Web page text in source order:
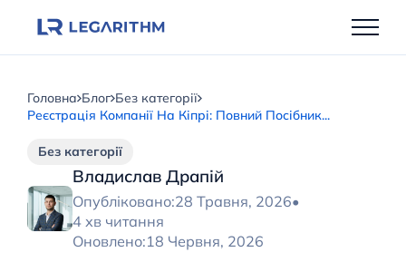
Головна Блог Без категорії
Реєстрація Компанії На Кіпрі: Повний Посібник...
Владислав Драпій
Опубліковано:28 Травня, 2026•
4 хв читання
Оновлено:18 Червня, 2026
Без категорії